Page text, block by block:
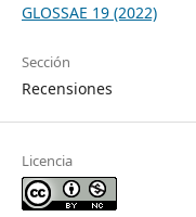
GLOSSAE 19 (2022)
Sección
Recensiones
Licencia